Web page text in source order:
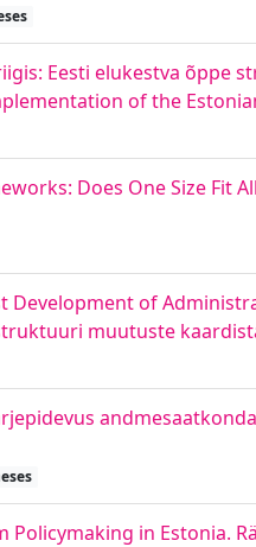
Eesti elukestva õppe
of the
Does One Size Fit
Development of
muutuste
Policymaking in Estonia.